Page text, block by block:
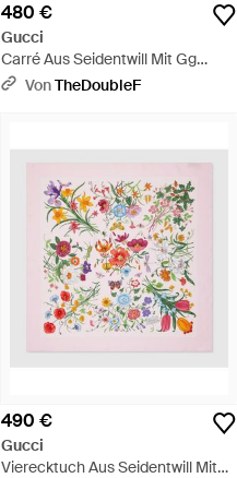
480 €
Gucci
Carré Aus Seidentwill Mit Gg
Flora-Print - Grün
VonTheDoubleF
490 €
Gucci
Vierecktuch Aus Seidentwill Mit